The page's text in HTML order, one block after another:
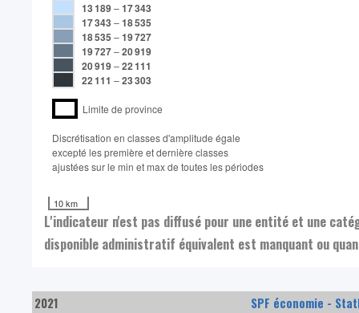
13 189–17 343
17 343 –18 535
18 535 –19 727
19 727–20 919
20 919–22 111
22 111 –23 303
Limite de province
Discrétisation en classes d'amplitude égale​
excepté les première et dernière classes
ajustées sur le min et max de toutes les périodes
10 km
L'indicateur n'est pas diffusé pour une entité et une
disponible administratif équivalent est manquant ou
2021 SPF économie -